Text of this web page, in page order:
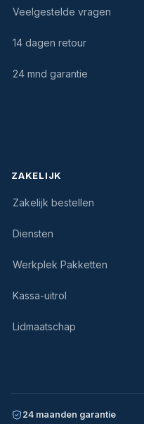
Veelgestelde vragen
14 dagen retour
24 mnd garantie
ZAKELIJK
Zakelijk bestellen
Diensten
Werkplek Pakketten
Kassa-uitrol
Lidmaatschap
24 maanden garantie